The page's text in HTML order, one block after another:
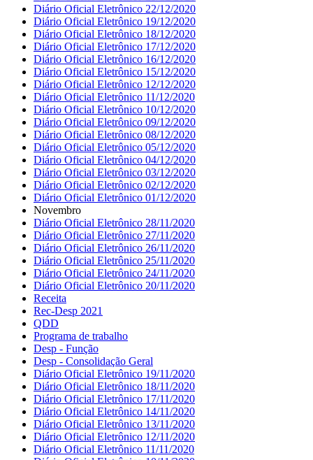
Diário Oficial Eletrônico 22/12/2020
Diário Oficial Eletrônico 19/12/2020
Diário Oficial Eletrônico 18/12/2020
Diário Oficial Eletrônico 17/12/2020
Diário Oficial Eletrônico 16/12/2020
Diário Oficial Eletrônico 15/12/2020
Diário Oficial Eletrônico 12/12/2020
Diário Oficial Eletrônico 11/12/2020
Diário Oficial Eletrônico 10/12/2020
Diário Oficial Eletrônico 09/12/2020
Diário Oficial Eletrônico 08/12/2020
Diário Oficial Eletrônico 05/12/2020
Diário Oficial Eletrônico 04/12/2020
Diário Oficial Eletrônico 03/12/2020
Diário Oficial Eletrônico 02/12/2020
Diário Oficial Eletrônico 01/12/2020
Novembro
Diário Oficial Eletrônico 28/11/2020
Diário Oficial Eletrônico 27/11/2020
Diário Oficial Eletrônico 26/11/2020
Diário Oficial Eletrônico 25/11/2020
Diário Oficial Eletrônico 24/11/2020
Diário Oficial Eletrônico 20/11/2020
Receita
Rec-Desp 2021
QDD
Programa de trabalho
Desp - Função
Desp - Consolidação Geral
Diário Oficial Eletrônico 19/11/2020
Diário Oficial Eletrônico 18/11/2020
Diário Oficial Eletrônico 17/11/2020
Diário Oficial Eletrônico 14/11/2020
Diário Oficial Eletrônico 13/11/2020
Diário Oficial Eletrônico 12/11/2020
Diário Oficial Eletrônico 11/11/2020